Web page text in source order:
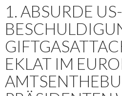
1. ABSURDE US-
EKLAT IM